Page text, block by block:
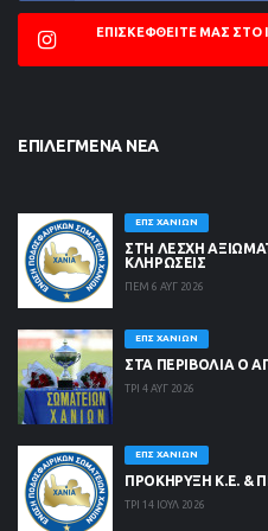
ΕΠΙΣΚΕΦΘΕΊΤΕ ΜΑΣ ΣΤΟ
ΕΠΙΛΕΓΜΈΝΑ ΝΈΑ
ΕΠΣ ΧΑΝΊΩΝ
ΣΤΗ ΛΈΣΧΗ
ΚΛΗΡΏΣΕΙΣ
ΠΕΜ 6 ΑΥΓ 2026
ΕΠΣ ΧΑΝΊΩΝ
ΣΤΑ ΠΕΡΙΒΟΛΙΑ Ο
ΤΡΙ 4 ΑΥΓ 2026
ΕΠΣ ΧΑΝΊΩΝ
ΠΡΟΚΗΡΥΞΗ Κ.Ε. &
ΤΡΙ 14 ΙΟΥΛ 2026